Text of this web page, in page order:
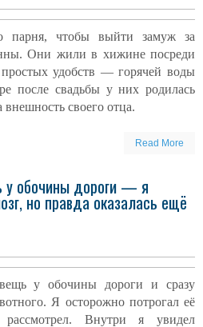
парня, чтобы выйти замуж за
Они жили в хижине посреди
удобств — горячей воды
после свадьбы у них родилась
внешность своего отца.
Read More
у обочины дороги — я
но правда оказалась ещё
у обочины дороги и сразу
Я осторожно потрогал её
Внутри я увидел